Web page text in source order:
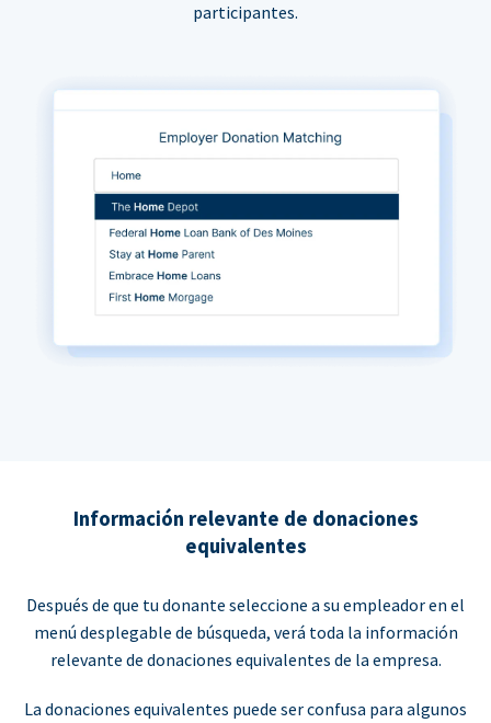
participantes.
Información relevante de donaciones
equivalentes
Después de que tu donante seleccione a su empleador en el
menú desplegable de búsqueda, verá toda la información
relevante de donaciones equivalentes de la empresa.
La donaciones equivalentes puede ser confusa para algunos